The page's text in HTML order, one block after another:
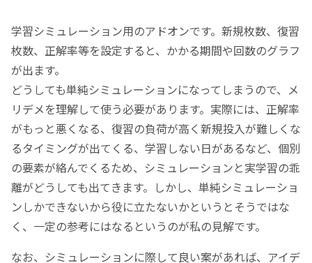
学習シミュレーション用のアドオンです。新規枚数、復習
枚数、正解率等を設定すると、かかる期間や回数のグラフ
が出ます。
どうしても単純シミュレーションになってしまうので、メ
リデメを理解して使う必要があります。実際には、正解率
がもっと悪くなる、復習の負荷が高く新規投入が難しくな
るタイミングが出てくる、学習しない日があるなど、個別
の要素が絡んでくるため、シミュレーションと実学習の乖
離がどうしても出てきます。しかし、単純シミュレーショ
ンしかできないから役に立たないかというとそうではな
く、一定の参考にはなるというのが私の見解です。
なお、シミュレーションに際して良い案があれば、アイデ